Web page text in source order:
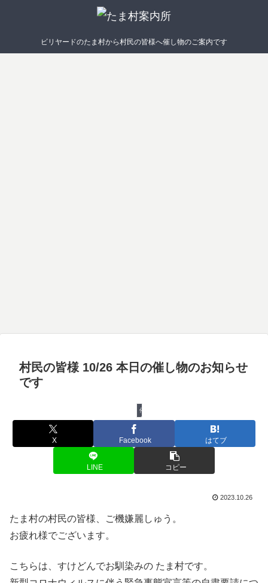
ビリヤードのたま村から村民の皆様へ催し物のご案内です
村民の皆様 10/26 本日の催し物のお知らせ
です
催し物
X Facebook はてブ
LINE コピー
2023.10.26
たま村の村民の皆様、ご機嫌麗しゅう。
お疲れ様でございます。
こちらは、すけどんでお馴染みの たま村です。